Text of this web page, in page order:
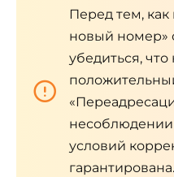
Перед тем,
новый номер»
убедиться,
несоблюдении
условий
гарантирована.